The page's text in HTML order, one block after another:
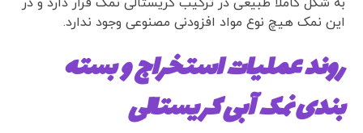
این نمک هیچ نوع مواد افزودنی مصنوعی وجود ندارد.
روند عملیات استخراج و بسته
بندی نمک آبی کریستالی